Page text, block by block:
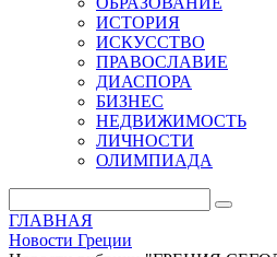
ИСТОРИЯ
ИСКУССТВО
ПРАВОСЛАВИЕ
ДИАСПОРА
БИЗНЕС
НЕДВИЖИМОСТЬ
ЛИЧНОСТИ
ОЛИМПИАДА
ГЛАВНАЯ
Новости Греции